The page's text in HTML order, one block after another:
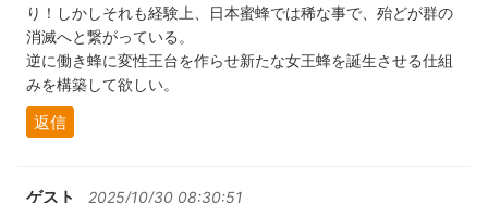
り！しかしそれも経験上、日本蜜蜂では稀な事で、殆どが群の
消滅へと繋がっている。
逆に働き蜂に変性王台を作らせ新たな女王蜂を誕生させる仕組
みを構築して欲しい。
返信
ゲスト 2025/10/30 08:30:51